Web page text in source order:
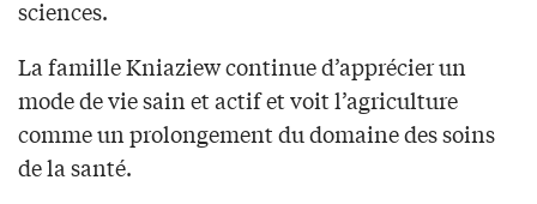
sciences.
La famille Kniaziew continue d’apprécier un
mode de vie sain et actif et voit l’agriculture
comme un prolongement du domaine des soins
de la santé.